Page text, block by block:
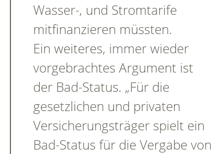
Wasser-, und Stromtarife
mitfinanzieren müssten.
Ein weiteres, immer wieder
vorgebrachtes Argument ist
der Bad-Status. „Für die
gesetzlichen und privaten
Versicherungsträger spielt ein
Bad-Status für die Vergabe von